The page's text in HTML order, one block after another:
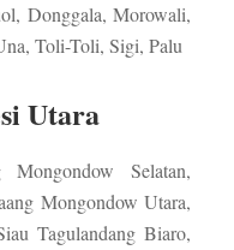
Donggala, Morowali,
Toli-Toli, Sigi, Palu
Utara
Selatan,
Mongondow Utara,
Tagulandang Biaro,